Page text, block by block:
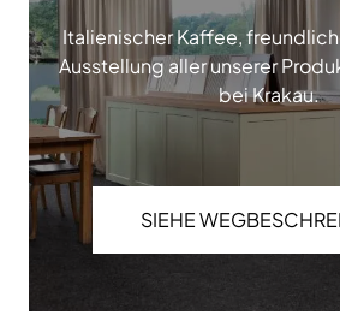
Italienischer Kaffee,
Ausstellung aller unserer
bei Krakau.
SIEHE